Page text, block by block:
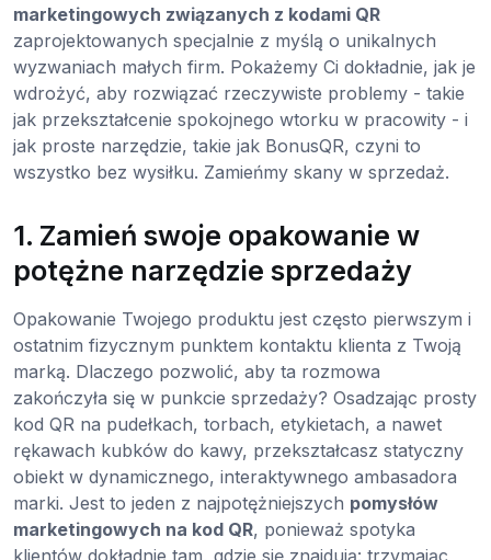
marketingowych związanych z kodami QR
zaprojektowanych specjalnie z myślą o unikalnych
wyzwaniach małych firm. Pokażemy Ci dokładnie, jak je
wdrożyć, aby rozwiązać rzeczywiste problemy - takie
jak przekształcenie spokojnego wtorku w pracowity - i
jak proste narzędzie, takie jak BonusQR, czyni to
wszystko bez wysiłku. Zamieńmy skany w sprzedaż.
1. Zamień swoje opakowanie w
potężne narzędzie sprzedaży
Opakowanie Twojego produktu jest często pierwszym i
ostatnim fizycznym punktem kontaktu klienta z Twoją
marką. Dlaczego pozwolić, aby ta rozmowa
zakończyła się w punkcie sprzedaży? Osadzając prosty
kod QR na pudełkach, torbach, etykietach, a nawet
rękawach kubków do kawy, przekształcasz statyczny
obiekt w dynamicznego, interaktywnego ambasadora
marki. Jest to jeden z najpotężniejszych pomysłów
marketingowych na kod QR, ponieważ spotyka
klientów dokładnie tam, gdzie się znajdują: trzymając